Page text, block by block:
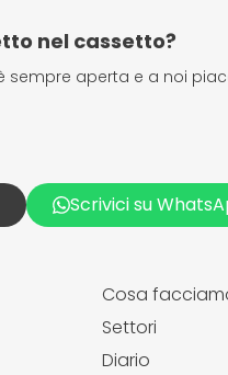
nel cassetto?
sempre aperta e a noi
Scrivici su
Cosa
Settori
Diario